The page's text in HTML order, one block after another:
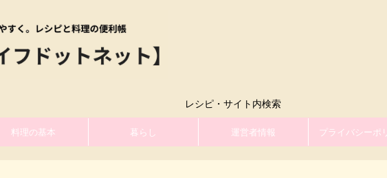
レシピ・サイト内検索
料理の基本 暮らし 運営者情報 プライバシーポ